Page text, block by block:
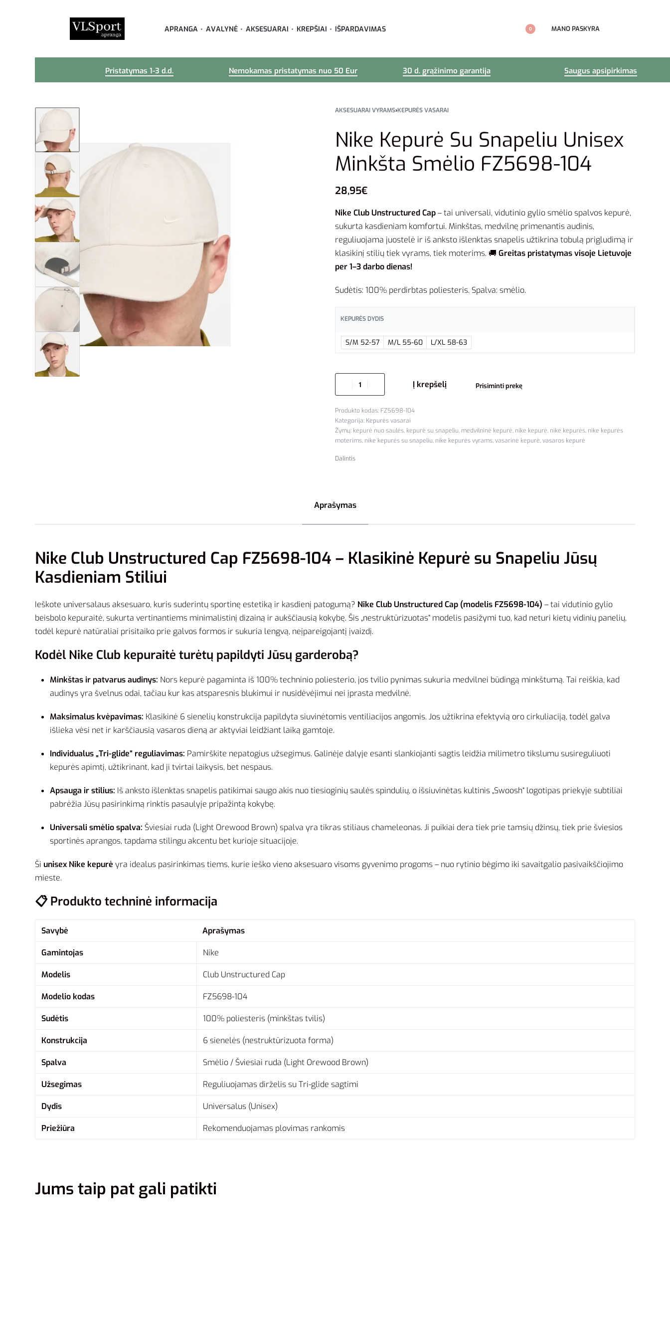
APRANGA AVALYNĖ AKSESUARAI KREPŠIAI IŠPARDAVIMAS 0 MANO PASKYRA
Pristatymas 1-3 d.d. Nemokamas pristatymas nuo 50 Eur 30 d. grąžinimo garantija Saugus apsipirkimas
AKSESUARAI VYRAMS›KEPURĖS VASARAI
Nike Kepurė Su Snapeliu Unisex
Minkšta Smėlio FZ5698-104
28,95€
Nike Club Unstructured Cap– tai universali, vidutinio gylio smėlio spalvos kepurė,
sukurta kasdieniam komfortui. Minkštas, medvilnę primenantis audinis,
reguliuojama juostelė ir iš anksto išlenktas snapelis užtikrina tobulą prigludimą ir
klasikinį stilių tiek vyrams, tiek moterims. 🚚 Greitas pristatymas visoje Lietuvoje
per 1–3 darbo dienas!
Sudėtis: 100% perdirbtas poliesteris. Spalva: smėlio.
KEPURĖS DYDIS
S/M 52-57 M/L 55-60 L/XL 58-63
Į krepšelį Prisiminti prekę
FZ5698-104
Kategorija: Kepurės vasarai
Žymų: kepurė nuo saulės, kepurė su snapeliu, medvilninė kepurė, nike kepurė, nike kepurės, nike kepurės
moterims, nike kepurės su snapeliu, nike kepurės vyrams,vasarinė kepurė,vasaros kepurė
Dalintis
Aprašymas
Nike Club Unstructured Cap FZ5698-104 – Klasikinė Kepurė su Snapeliu Jūsų
Kasdieniam Stiliui
Ieškote universalaus aksesuaro, kuris suderintų sportinę estetiką ir kasdienį patogumą? Nike Club Unstructured Cap (modelis FZ5698-104) – tai vidutinio gylio
beisbolo kepuraitė, sukurta vertinantiems minimalistinį dizainą ir aukščiausią kokybę. Šis „nestruktūrizuotas“ modelis pasižymi tuo, kad neturi kietų vidinių panelių,
todėl kepurė natūraliai prisitaiko prie galvos formos ir sukuria lengvą, neįpareigojantį įvaizdį.
Kodėl Nike Club kepuraitė turėtų papildyti Jūsų garderobą?
Minkštas ir patvarus audinys: Nors kepurė pagaminta iš 100% techninio poliesterio, jos tvilio pynimas sukuria medvilnei būdingą minkštumą. Tai reiškia, kad
audinys yra švelnus odai, tačiau kur kas atsparesnis blukimui ir nusidėvėjimui nei įprasta medvilnė.
Maksimalus kvėpavimas: Klasikinė 6 sienelių konstrukcija papildyta siuvinėtomis ventiliacijos angomis. Jos užtikrina efektyvią oro cirkuliaciją, todėl galva
išlieka vėsi net ir karščiausią vasaros dieną ar aktyviai leidžiant laiką gamtoje.
Individualus „Tri-glide“ reguliavimas: Pamirškite nepatogius užsegimus. Galinėje dalyje esanti slankiojanti sagtis leidžia milimetro tikslumu susireguliuoti
kepurės apimtį, užtikrinant, kad ji tvirtai laikysis, bet nespaus.
Apsauga ir stilius: Iš anksto išlenktas snapelis patikimai saugo akis nuo tiesioginių saulės spindulių, o išsiuvinėtas kultinis „Swoosh“ logotipas priekyje subtiliai
pabrėžia Jūsų pasirinkimą rinktis pasaulyje pripažintą kokybę.
Universali smėlio spalva: Šviesiai ruda (Light Orewood Brown) spalva yra tikras stiliaus chameleonas. Ji puikiai dera tiek prie tamsių džinsų, tiek prie šviesios
sportinės aprangos, tapdama stilingu akcentu bet kurioje situacijoje.
Ši unisex Nike kepurė yra idealus pasirinkimas tiems, kurie ieško vieno aksesuaro visoms gyvenimo progoms – nuo rytinio bėgimo iki savaitgalio pasivaikščiojimo
mieste.
📋 Produkto techninė informacija
Savybė Aprašymas
Gamintojas Nike
Modelis Club Unstructured Cap
Modelio kodas FZ5698-104
Sudėtis 100% poliesteris (minkštas tvilis)
Konstrukcija 6 sienelės (nestruktūrizuota forma)
Spalva Smėlio / Šviesiai ruda (Light Orewood Brown)
Užsegimas Reguliuojamas dirželis su Tri-glide sagtimi
Dydis Universalus (Unisex)
Priežiūra Rekomenduojamas plovimas rankomis
Jums taip pat gali patikti